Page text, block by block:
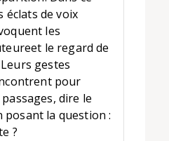
éclats de voix
les
le regard de
gestes
pour
dire le
posant la question :
?